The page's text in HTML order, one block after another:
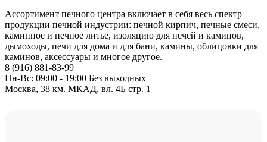
Ассортимент печного центра включает в себя весь спектр
продукции печной индустрии: печной кирпич, печные смеси,
каминное и печное литье, изоляцию для печей и каминов,
дымоходы, печи для дома и для бани, камины, облицовки для
каминов, аксессуары и многое другое.
8 (916) 881-83-99
Пн-Вс: 09:00 - 19:00 Без выходных
Москва, 38 км. МКАД, вл. 4Б стр. 1